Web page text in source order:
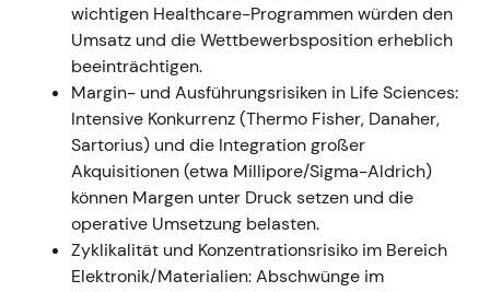
2021 Q2 (berichtet Mai/August 2021) — Starke
operative Ergebnisse und erneut angehobener
Ausblick- Ereignis: Der Konzernumsatz stieg im
zweiten Quartal um 18,2 % auf 4,9 Mrd. €, das
EBITDA pre legte um 46,7 % auf 1,6 Mrd. € zu, der
EPS pre um 72,3 % auf 2,24 €; die Jahresprognose
2021 wurde erneut angehoben (Umsatz 18,8–19,7
Mrd. €; EBITDA pre 5,6–6,0 Mrd. €).[8]-
Einordnung: Merck festigte seinen Ruf als
Wachstumsunternehmen mit mehreren
Standbbeinen — Life Science, Healthcare-Launches
wichtigen Healthcare-Programmen würden den
Umsatz und die Wettbewerbsposition erheblich
beeinträchtigen.
Margin- und Ausführungsrisiken in Life Sciences:
Intensive Konkurrenz (Thermo Fisher, Danaher,
Sartorius) und die Integration großer
Akquisitionen (etwa Millipore/Sigma-Aldrich)
können Margen unter Druck setzen und die
operative Umsetzung belasten.
Zyklikalität und Konzentrationsrisiko im Bereich
Elektronik/Materialien: Abschwünge im